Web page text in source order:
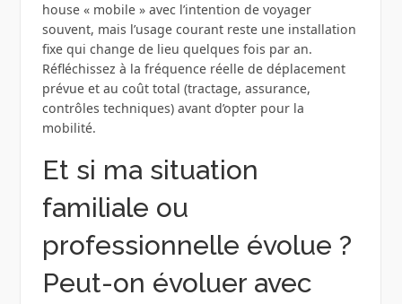
house « mobile » avec l’intention de voyager
souvent, mais l’usage courant reste une installation
fixe qui change de lieu quelques fois par an.
Réfléchissez à la fréquence réelle de déplacement
prévue et au coût total (tractage, assurance,
contrôles techniques) avant d’opter pour la
mobilité.
Et si ma situation
familiale ou
professionnelle évolue ?
Peut-on évoluer avec